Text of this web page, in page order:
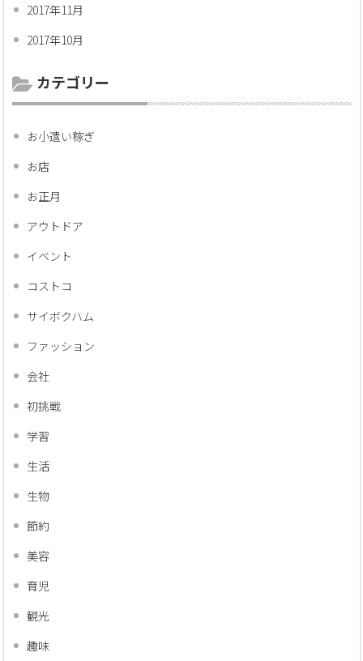
2017年11月
2017年10月
カテゴリー
お小遣い稼ぎ
お店
お正月
アウトドア
イベント
コストコ
サイボクハム
ファッション
会社
初挑戦
学習
生活
生物
節約
美容
育児
観光
趣味